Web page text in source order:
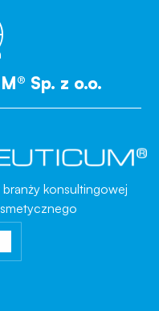
Sp. z o.o.
konsultingowej